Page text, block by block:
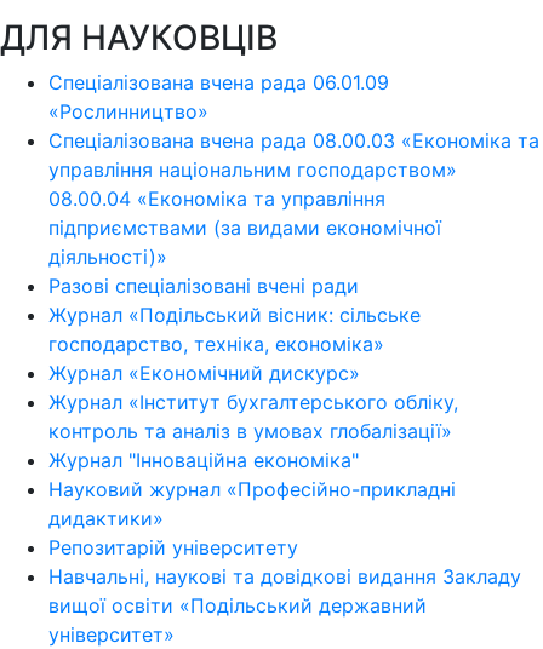
ДЛЯ НАУКОВЦІВ
Спеціалізована вчена рада 06.01.09
«Рослинництво»
Спеціалізована вчена рада 08.00.03 «Економіка та
управління національним господарством»
08.00.04 «Економіка та управління
підприємствами (за видами економічної
діяльності)»
Разові спеціалізовані вчені ради
Журнал «Подільський вісник: сільське
господарство, техніка, економіка»
Журнал «Економічний дискурс»
Журнал «Інститут бухгалтерського обліку,
контроль та аналіз в умовах глобалізації»
Журнал "Інноваційна економіка"
Науковий журнал «Професійно-прикладні
дидактики»
Репозитарій університету
Навчальні, наукові та довідкові видання Закладу
вищої освіти «Подільський державний
університет»